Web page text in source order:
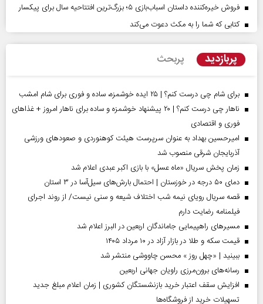
فروش خیره‌کننده داستان اسباب‌بازی ۵؛ بزرگ‌ترین افتتاحیه سال برای پیکسار
کتابی که شما را به مکث دعوت می‌کند
پربازدید پربحث
برای شام چی درست کنم؟ | ۲۵ ایده خوشمزه، ساده و فوری برای شام امشب
ناهار چی درست کنم؟ | ۲۰ پیشنهاد خوشمزه و ساده برای ناهار امروز + غذاهای
فوری و اقتصادی
امیرحسین بهداد به عنوان سرپرست هیئت کوهنوردی و صعودهای ورزشی
آذربایجان شرقی منصوب شد
زمان پخش سریال «ماه عسل» با بازی اکبر عبدی اعلام شد
دمای ۵۰ درجه در خوزستان | احتمال بارش‌های سیل‌آسا در ۳ استان
قصه سریال رویای نیمه شب اختلاف شیعه و سنی نیست/ از روند اجرای
فیلمنامه رضایت دارم
مسیر‌های راهپیمایی جاماندگان اربعین در البرز اعلام شد
قیمت سکه و طلا در بازار آزاد در ۱۰ مرداد ۱۴۰۵
ببینید | «چهل روز » محسن چاووشی منتشر شد
رسانه‌های برون‌مرزی راویان جهانی اربعین
افزایش سقف اعتبار خرید بازنشستگان کشوری | زمان اعلام مبلغ جدید
تسهیلات خرید از فروشگاه‌ها